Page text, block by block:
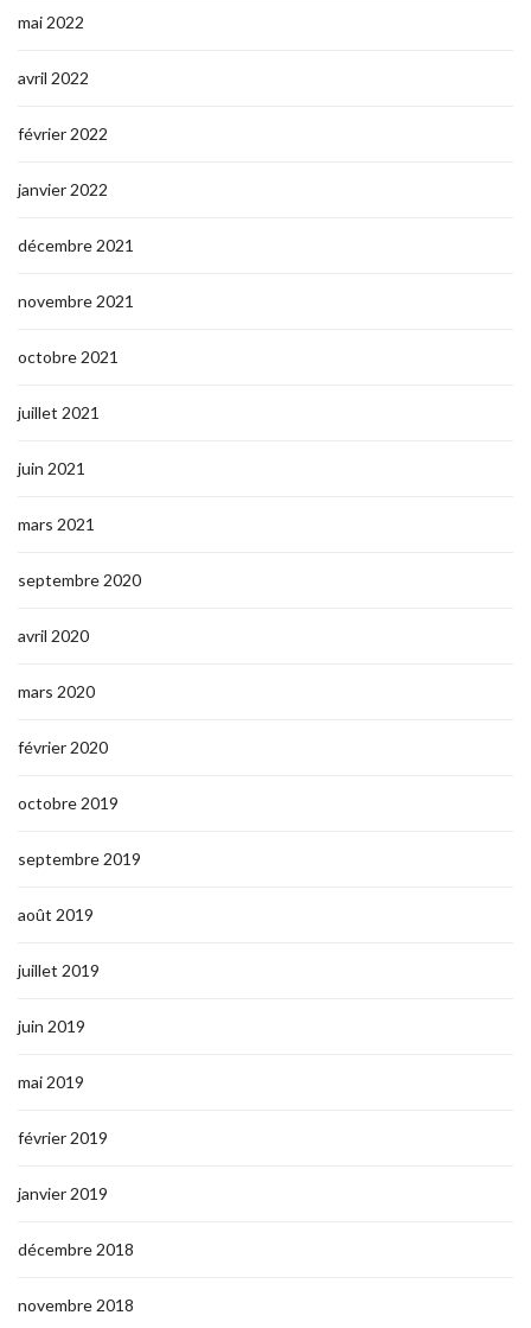
mai 2022
avril 2022
février 2022
janvier 2022
décembre 2021
novembre 2021
octobre 2021
juillet 2021
juin 2021
mars 2021
septembre 2020
avril 2020
mars 2020
février 2020
octobre 2019
septembre 2019
août 2019
juillet 2019
juin 2019
mai 2019
février 2019
janvier 2019
décembre 2018
novembre 2018